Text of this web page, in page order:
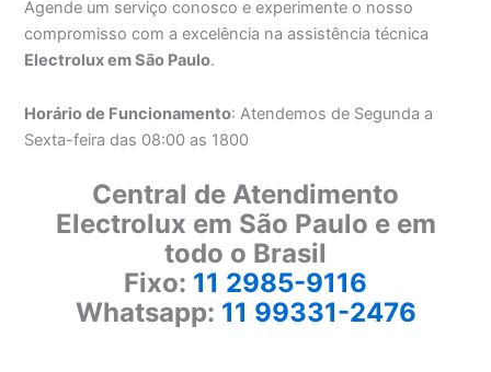
Agende um serviço conosco e experimente o nosso
compromisso com a excelência na assistência técnica
Electrolux em São Paulo.
Horário de Funcionamento: Atendemos de Segunda a
Sexta-feira das 08:00 as 1800
Central de Atendimento
Electrolux em São Paulo e em
todo o Brasil
Fixo: 11 2985-9116
Whatsapp: 11 99331-2476